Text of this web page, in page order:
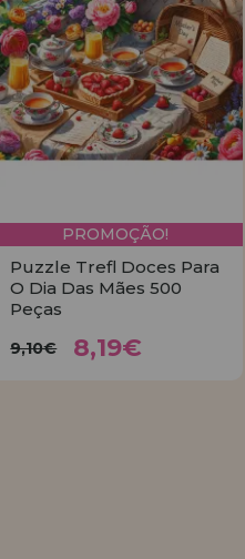
PROMOÇÃO!
Puzzle Trefl Doces Para
O Dia Das Mães 500
Peças
9,10€ 8,19€